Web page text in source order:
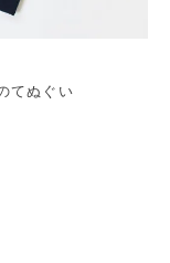
てぬぐい